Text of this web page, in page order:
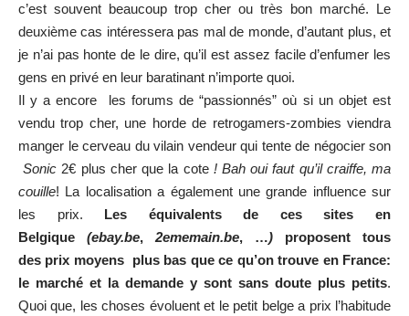
c’est souvent beaucoup trop cher ou très bon marché. Le
deuxième cas intéressera pas mal de monde, d’autant plus, et
je n’ai pas honte de le dire, qu’il est assez facile d’enfumer les
gens en privé en leur baratinant n’importe quoi.
Il y a encore les forums de “passionnés” où si un objet est
vendu trop cher, une horde de retrogamers-zombies viendra
manger le cerveau du vilain vendeur qui tente de négocier son
Sonic 2€ plus cher que la cote ! Bah oui faut qu’il craiffe, ma
couille! La localisation a également une grande influence sur
les prix. Les équivalents de ces sites en
Belgique (ebay.be, 2ememain.be, …) proposent tous
des prix moyens plus bas que ce qu’on trouve en France:
le marché et la demande y sont sans doute plus petits.
Quoi que, les choses évoluent et le petit belge a prix l’habitude